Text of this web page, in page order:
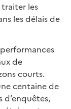
les
les délais de
de
courts.
centaine de
d’enquêtes,